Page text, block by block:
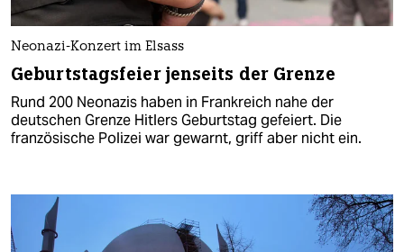
Neonazi-Konzert im Elsass
Geburtstagsfeier jenseits der Grenze
Rund 200 Neonazis haben in Frankreich nahe der
deutschen Grenze Hitlers Geburtstag gefeiert. Die
französische Polizei war gewarnt, griff aber nicht ein.